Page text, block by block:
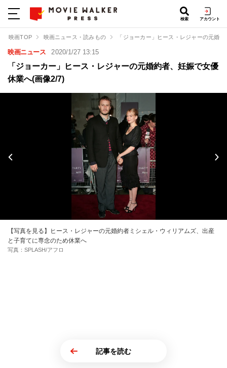
検索 アカウント
映画TOP 映画ニュース・読みもの 「ジョーカー」ヒース・レジャーの元婚
映画ニュース 2020/1/27 13:15
「ジョーカー」ヒース・レジャーの元婚約者、妊娠で女優
休業へ(画像2/7)
【写真を見る】ヒース・レジャーの元婚約者ミシェル・ウィリアムズ、出産
と子育てに専念のため休業へ
写真：SPLASH/アフロ
記事を読む